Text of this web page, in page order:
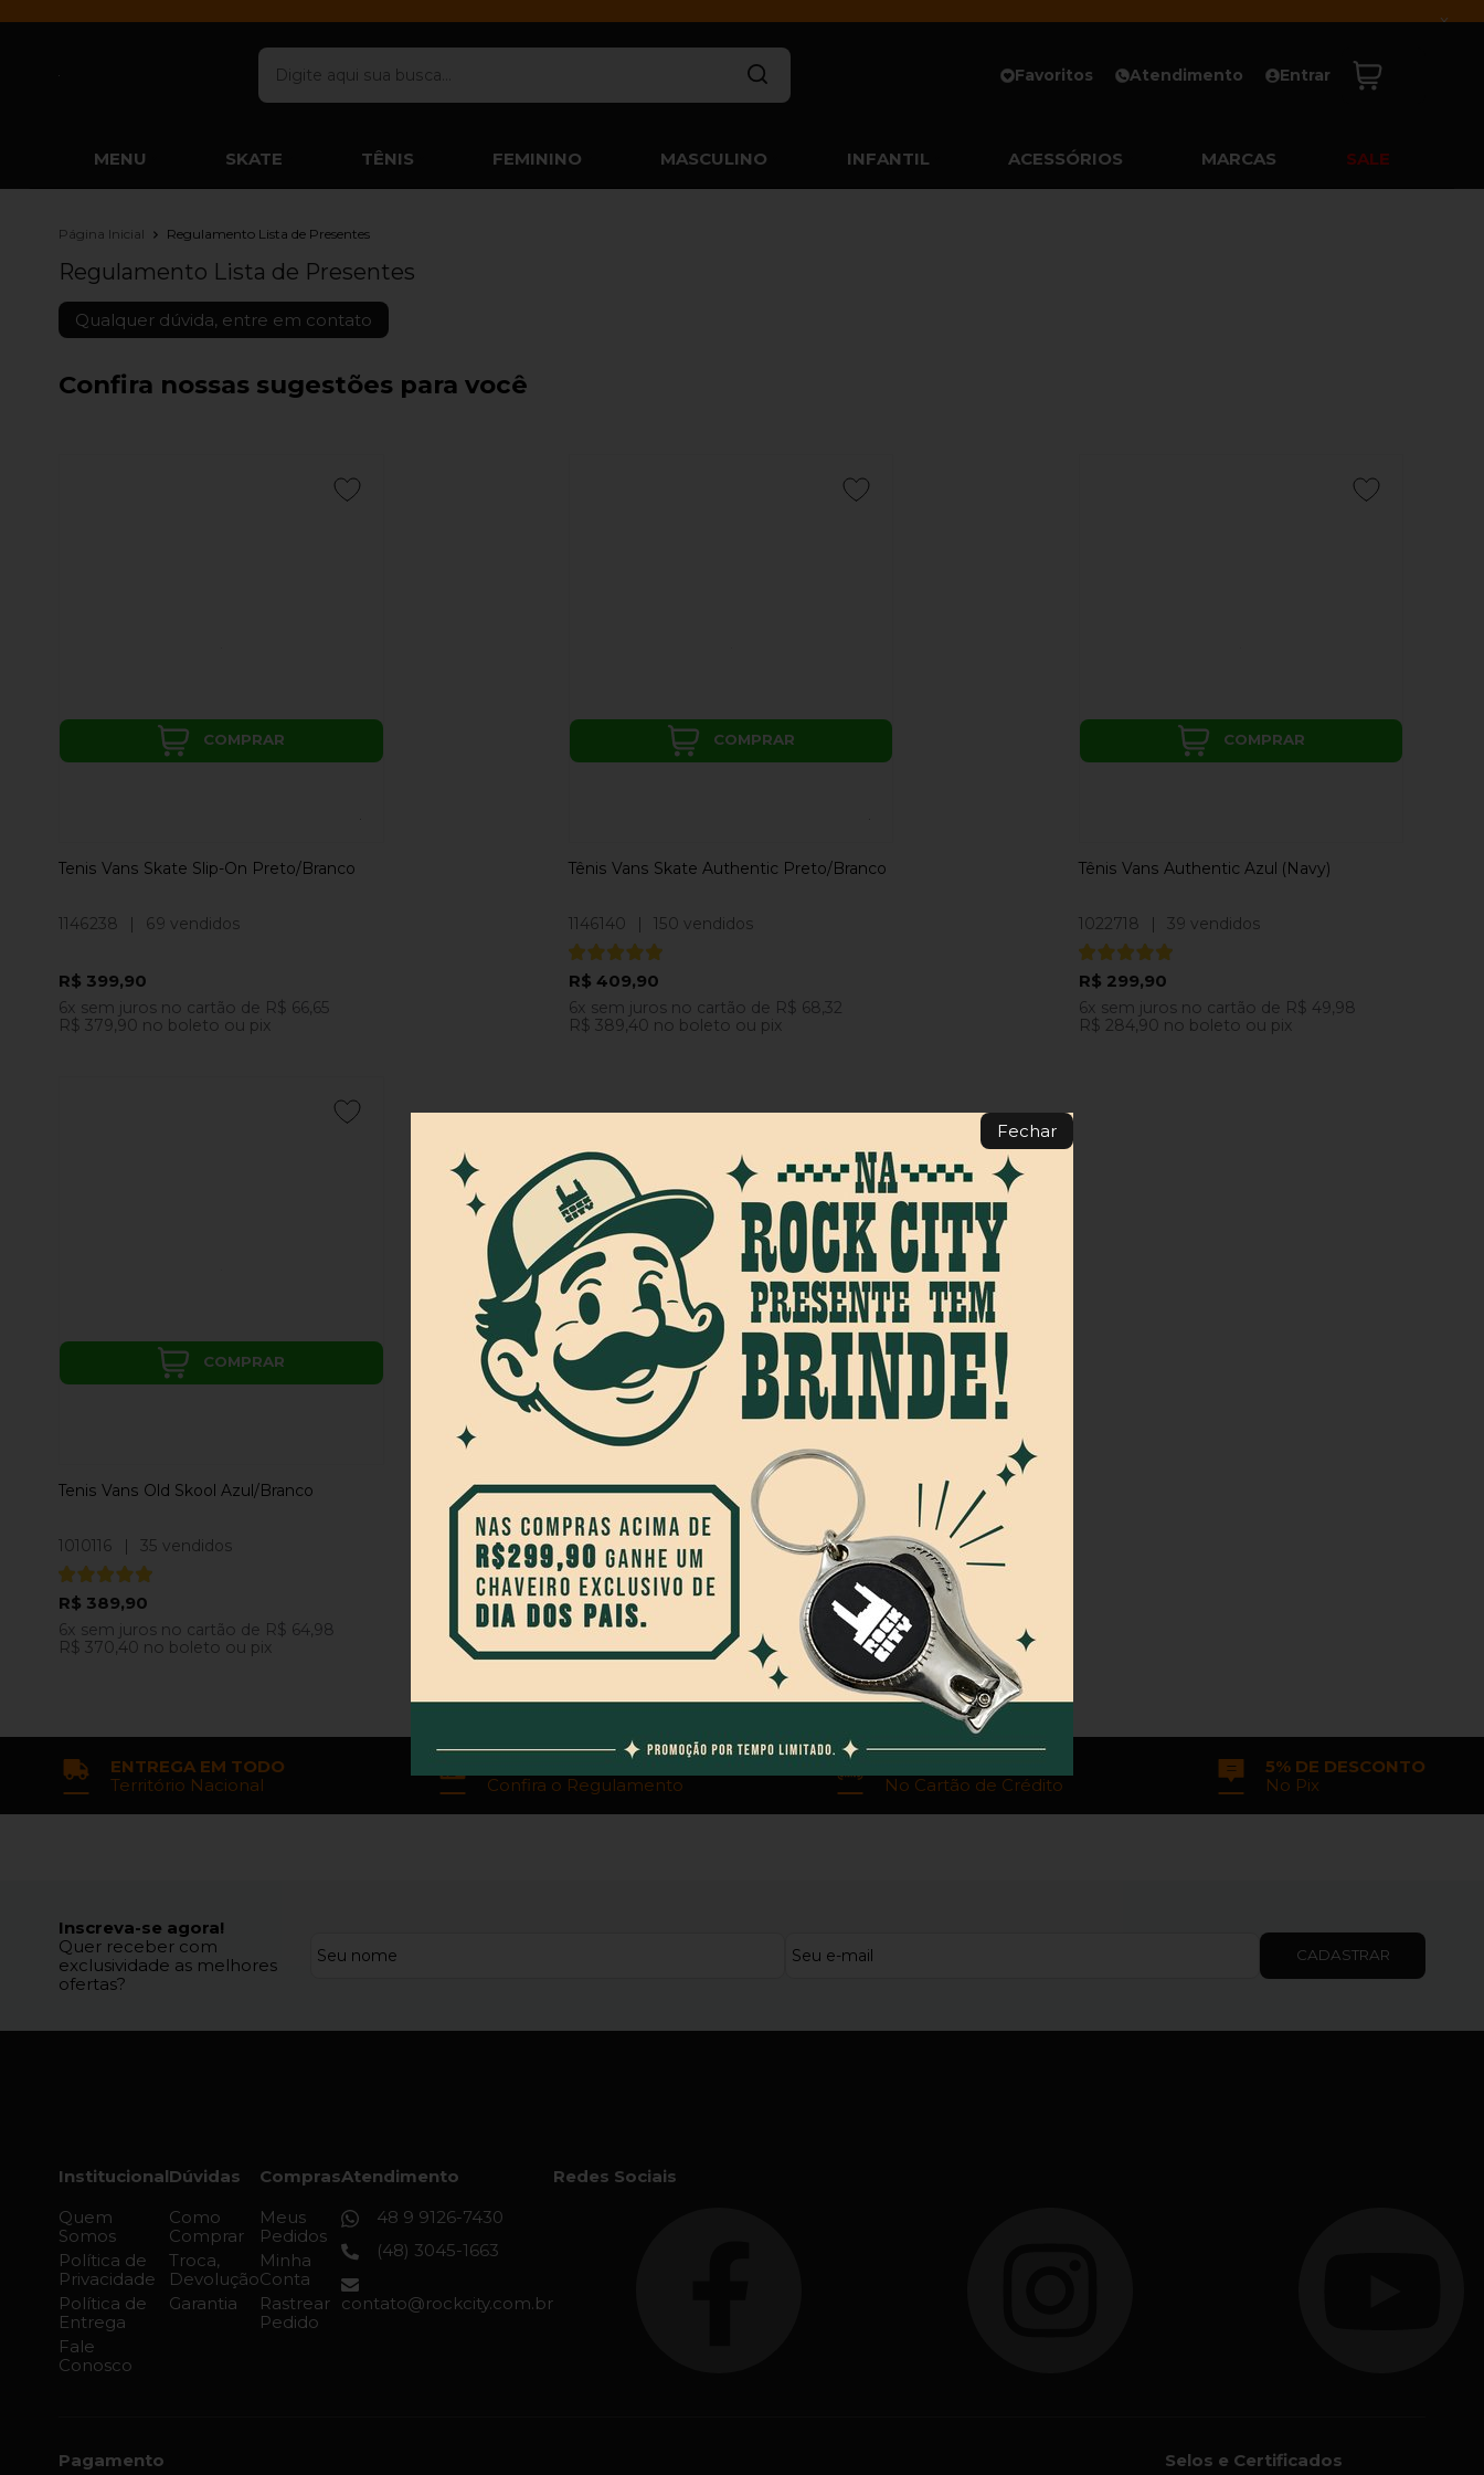
x
Favoritos Atendimento Entrar
MENU SKATE TÊNIS FEMININO MASCULINO INFANTIL ACESSÓRIOS MARCAS SALE
Página Inicial Regulamento Lista de Presentes
Regulamento Lista de Presentes
Qualquer dúvida, entre em contato
Confira nossas sugestões para você
Tenis Vans Skate Slip-On Preto/Branco
1146238 | 69 vendidos
R$ 399,90
6x sem juros no cartão de R$ 66,65
R$ 379,90 no boleto ou pix
COMPRAR
Tênis Vans Skate Authentic Preto/Branco
1146140 | 150 vendidos
R$ 409,90
6x sem juros no cartão de R$ 68,32
R$ 389,40 no boleto ou pix
COMPRAR
Tênis Vans Authentic Azul (Navy)
1022718 | 39 vendidos
R$ 299,90
6x sem juros no cartão de R$ 49,98
R$ 284,90 no boleto ou pix
COMPRAR
Tenis Vans Old Skool Azul/Branco
1010116 | 35 vendidos
R$ 389,90
6x sem juros no cartão de R$ 64,98
R$ 370,40 no boleto ou pix
COMPRAR
ENTREGA EM TODO
Território Nacional
Confira o Regulamento
No Cartão de Crédito
5% DE DESCONTO
No Pix
Inscreva-se agora!
Quer receber com
exclusividade as melhores
ofertas?
CADASTRAR
Institucional
Quem
Somos
Política de
Privacidade
Política de
Entrega
Fale
Conosco
Dúvidas
Como
Comprar
Troca,
Devolução
Garantia
Compras
Meus
Pedidos
Minha
Conta
Rastrear
Pedido
Atendimento
48 9 9126-7430
(48) 3045-1663
contato@rockcity.com.br
Redes Sociais
Pagamento Selos e Certificados
Fechar